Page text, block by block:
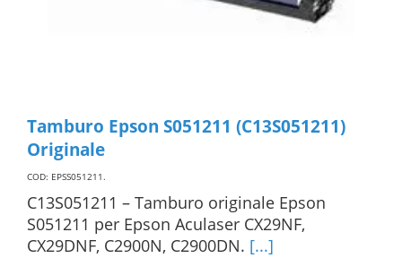
Tamburo Epson S051211 (C13S051211)
Originale
COD: EPSS051211 .
C13S051211 – Tamburo originale Epson
S051211 per Epson Aculaser CX29NF,
CX29DNF, C2900N, C2900DN. [...]